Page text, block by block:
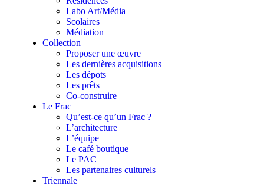
Labo Art/Média
Scolaires
Médiation
Collection
Proposer une œuvre
Les dernières acquisitions
Les dépots
Les prêts
Co-construire
Le Frac
Qu’est-ce qu’un Frac ?
L’architecture
L’équipe
Le café boutique
Le PAC
Les partenaires culturels
Triennale